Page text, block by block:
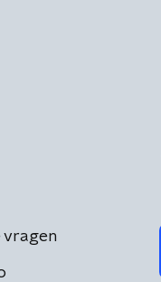
vragen